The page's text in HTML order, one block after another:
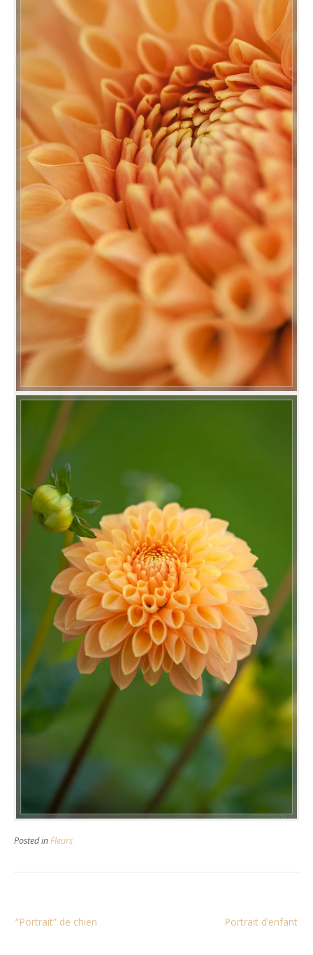
Posted inFleurs
de Portrait d’enfant
“Portrait” de chien